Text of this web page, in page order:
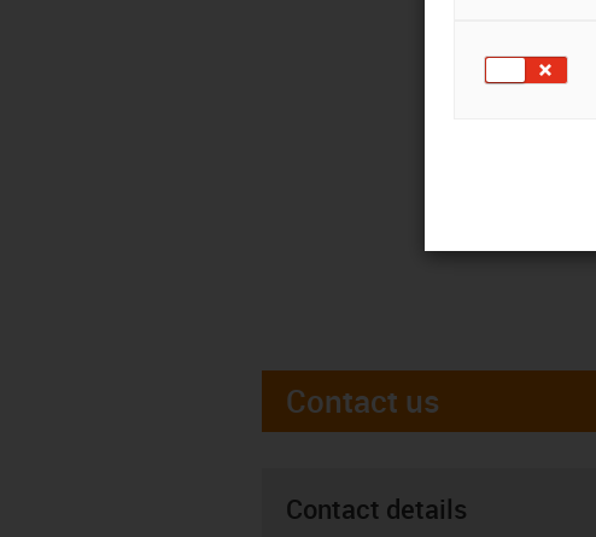
Contact us
Contact details